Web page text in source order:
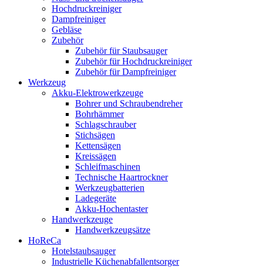
Hochdruckreiniger
Dampfreiniger
Gebläse
Zubehör
Zubehör für Staubsauger
Zubehör für Hochdruckreiniger
Zubehör für Dampfreiniger
Werkzeug
Akku-Elektrowerkzeuge
Bohrer und Schraubendreher
Bohrhämmer
Schlagschrauber
Stichsägen
Kettensägen
Kreissägen
Schleifmaschinen
Technische Haartrockner
Werkzeugbatterien
Ladegeräte
Akku-Hochentaster
Handwerkzeuge
Handwerkzeugsätze
HoReCa
Hotelstaubsauger
Industrielle Küchenabfallentsorger